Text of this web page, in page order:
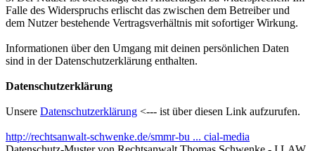
Falle des Widerspruchs erlischt das zwischen dem Betreiber und
dem Nutzer bestehende Vertragsverhältnis mit sofortiger Wirkung.
Informationen über den Umgang mit deinen persönlichen Daten
sind in der Datenschutzerklärung enthalten.
Datenschutzerklärung
Unsere Datenschutzerklärung <--- ist über diesen Link aufzurufen.
http://rechtsanwalt-schwenke.de/smmr-bu ... cial-media